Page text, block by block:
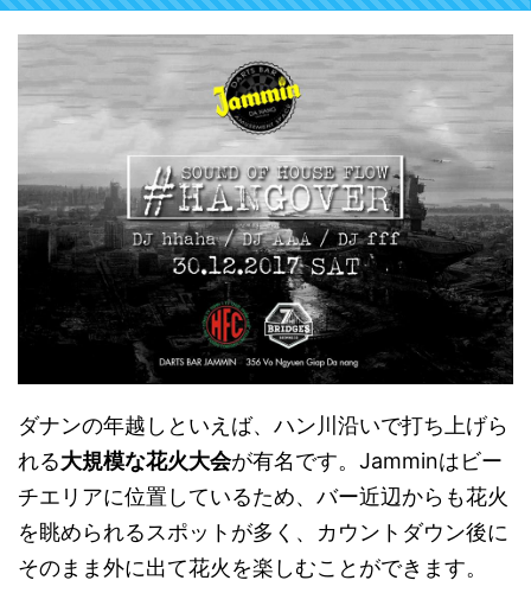
ダナンの年越しといえば、ハン川沿いで打ち上げら
れる大規模な花火大会が有名です。Jamminはビー
チエリアに位置しているため、バー近辺からも花火
を眺められるスポットが多く、カウントダウン後に
そのまま外に出て花火を楽しむことができます。